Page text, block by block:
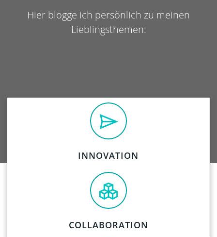
Hier blogge ich persönlich zu meinen
Lieblingsthemen:
INNOVATION
COLLABORATION